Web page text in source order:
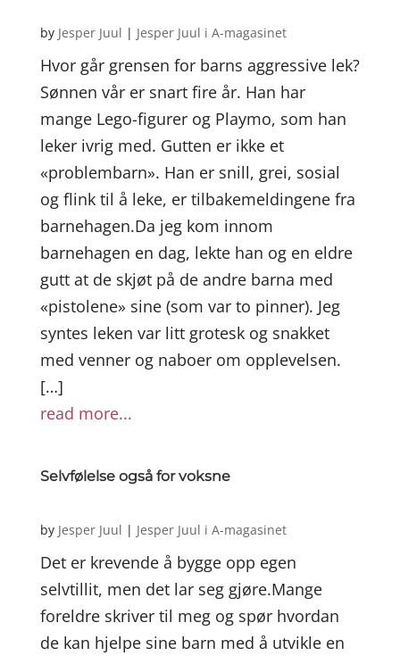
by Jesper Juul | Jesper Juul i A-magasinet
Hvor går grensen for barns aggressive lek?
Sønnen vår er snart fire år. Han har
mange Lego-figurer og Playmo, som han
leker ivrig med. Gutten er ikke et
«problembarn». Han er snill, grei, sosial
og flink til å leke, er tilbakemeldingene fra
barnehagen.Da jeg kom innom
barnehagen en dag, lekte han og en eldre
gutt at de skjøt på de andre barna med
«pistolene» sine (som var to pinner). Jeg
syntes leken var litt grotesk og snakket
med venner og naboer om opplevelsen.
[…]
read more...
Selvfølelse også for voksne
by Jesper Juul | Jesper Juul i A-magasinet
Det er krevende å bygge opp egen
selvtillit, men det lar seg gjøre.Mange
foreldre skriver til meg og spør hvordan
de kan hjelpe sine barn med å utvikle en